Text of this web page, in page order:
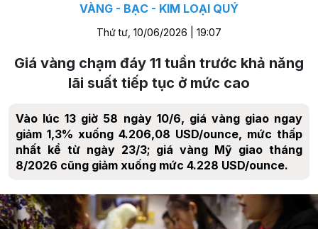
VÀNG - BẠC - KIM LOẠI QUÝ
Thứ tư, 10/06/2026 | 19:07
Giá vàng chạm đáy 11 tuần trước khả năng
lãi suất tiếp tục ở mức cao
Vào lúc 13 giờ 58 ngày 10/6, giá vàng giao ngay
giảm 1,3% xuống 4.206,08 USD/ounce, mức thấp
nhất kể từ ngày 23/3; giá vàng Mỹ giao tháng
8/2026 cũng giảm xuống mức 4.228 USD/ounce.